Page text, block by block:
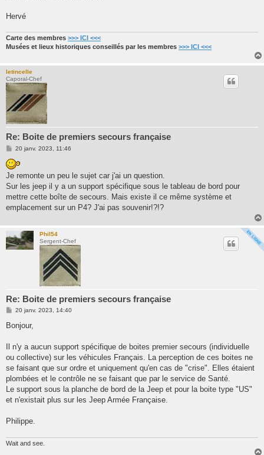
Hervé
Carte des membres >>> ICI <<<
Musées et lieux historiques conseillés par les membres >>> ICI <<<
letincelle
Caporal-Chef
Re: Boite de premiers secours française
M
s
s
a
e
20 janv. 2023, 11:46
Je remonte un peu le sujet car j'ai un question.
Sur les jeep il y a un support spécifique sous le tableau de bord pour
mettre cette boîte de secours. Mais existe il ce même système et
emplacement sur un P4? J'ai pas souvenir!?!?
Phil54
Sergent-Chef
Re: Boite de premiers secours française
M
s
g
20 janv. 2023, 14:40
Bonjour,
Il n'y a aucun support spécifique de boites premier secours (individuelle
ou collective) sur les véhicules Français. La perception de ces boites ne
se faisant que sur ordre et uniquement qu'en cas de "crise". Elles étaient
plombées et le contrôle ne se faisant que par le service de Santé.
Le support sous la planche de bord de la Jeep et pour la boite type "US"
et n'existait plus sur les Jeep Armée Française.
Philippe.
Wait and see.